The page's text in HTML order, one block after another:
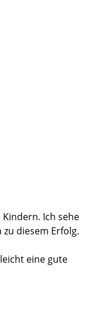
Ich sehe
diesem Erfolg.
eine gute
Jahr(!) und stellt